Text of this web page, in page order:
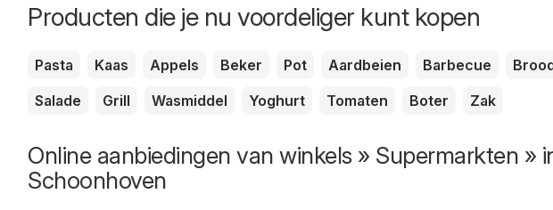
Producten die je nu voordeliger kunt kopen
Pasta Kaas Appels Beker Pot Aardbeien Barbecue
Salade
Grill Wasmiddel Yoghurt Tomaten Boter Zak
Online aanbiedingen van winkels » Supermarkten »
Schoonhoven